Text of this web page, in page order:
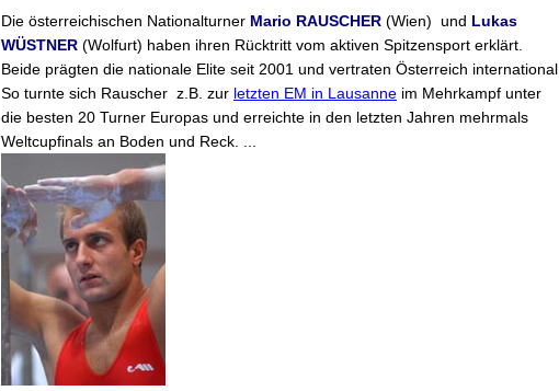
Die österreichischen Nationalturner Mario RAUSCHER (Wien) und Lukas
WÜSTNER (Wolfurt) haben ihren Rücktritt vom aktiven Spitzensport erklärt.
Beide prägten die nationale Elite seit 2001 und vertraten Österreich international.
So turnte sich Rauscher z.B. zur letzten EM in Lausanne im Mehrkampf unter
die besten 20 Turner Europas und erreichte in den letzten Jahren mehrmals
Weltcupfinals an Boden und Reck. ...